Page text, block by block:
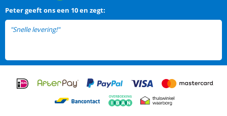
Petergeeft ons een 10 en zegt:
"Snelle levering!"